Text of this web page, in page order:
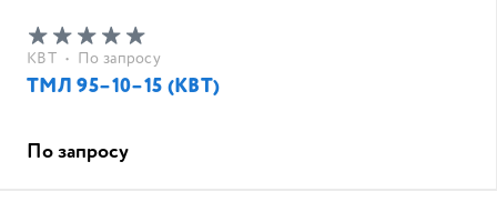
КВТ • По запросу
ТМЛ 95–10–15 (КВТ)
По запросу